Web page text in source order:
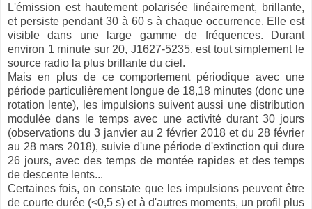
L'émission est hautement polarisée linéairement, brillante,
et persiste pendant 30 à 60 s à chaque occurrence. Elle est
visible dans une large gamme de fréquences. Durant
environ 1 minute sur 20, J1627-5235. est tout simplement le
source radio la plus brillante du ciel.
Mais en plus de ce comportement périodique avec une
période particulièrement longue de 18,18 minutes (donc une
rotation lente), les impulsions suivent aussi une distribution
modulée dans le temps avec une activité durant 30 jours
(observations du 3 janvier au 2 février 2018 et du 28 février
au 28 mars 2018), suivie d'une période d'extinction qui dure
26 jours, avec des temps de montée rapides et des temps
de descente lents...
Certaines fois, on constate que les impulsions peuvent être
de courte durée (<0,5 s) et à d'autres moments, un profil plus